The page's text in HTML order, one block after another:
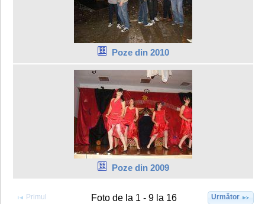
Poze din 2010
Poze din 2009
Primul
Foto de la 1 - 9 la 16
Următor